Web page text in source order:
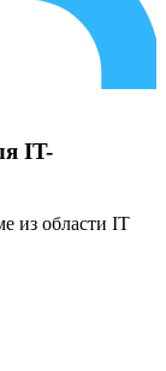
IT-
из области IT